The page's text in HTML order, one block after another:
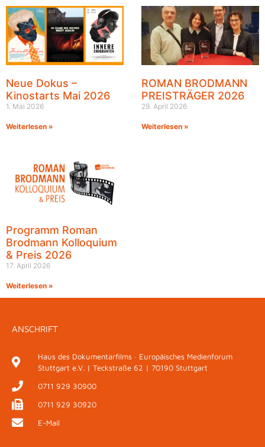
Neue Dokus –
Kinostarts Mai 2026
1. Mai 2026
Weiterlesen »
ROMAN BRODMANN
PREISTRÄGER 2026
29. April 2026
Weiterlesen »
Programm Roman
Brodmann Kolloquium
& Preis 2026
17. April 2026
Weiterlesen »
ANSCHRIFT
Haus des Dokumentarfilms · Europäisches Medienforum
Stuttgart e.V. | Teckstraße 62 | 70190 Stuttgart
0711 929 30900
0711 929 30920
E-Mail